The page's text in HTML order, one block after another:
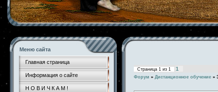
Меню сайта
Главная страница
Информация о сайте
Н О В И Ч К А М !
Страница 1 из 1 1
Форум » Дистанционное обучение »